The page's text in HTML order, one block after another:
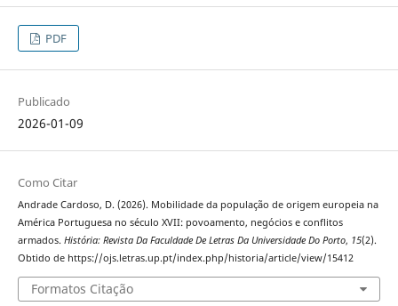
PDF
Publicado
2026-01-09
Como Citar
Andrade Cardoso, D. (2026). Mobilidade da população de origem europeia na
América Portuguesa no século XVII: povoamento, negócios e conflitos
armados. História: Revista Da Faculdade De Letras Da Universidade Do Porto, 15(2).
Obtido de https://ojs.letras.up.pt/index.php/historia/article/view/15412
Formatos Citação